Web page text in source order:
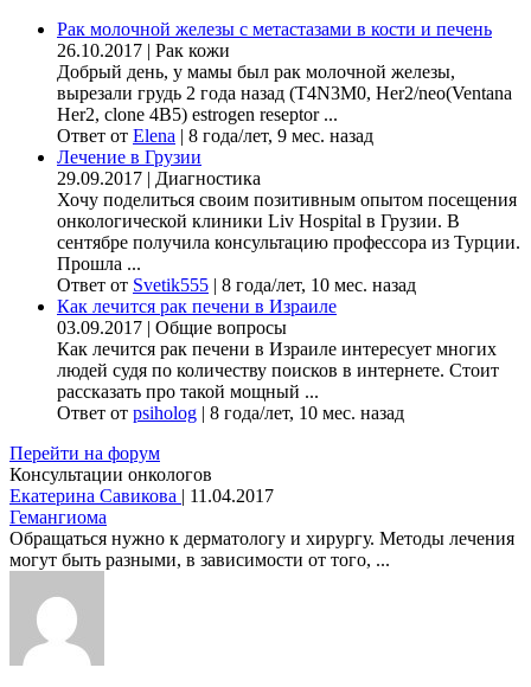
Рак молочной железы с метастазами в кости и печень
26.10.2017 | Рак кожи
Добрый день, у мамы был рак молочной железы,
вырезали грудь 2 года назад (Т4N3M0, Her2/neo(Ventana
Her2, clone 4B5) estrogen reseptor ...
Ответ от Elena | 8 года/лет, 9 мес. назад
Лечение в Грузии
29.09.2017 | Диагностика
Хочу поделиться своим позитивным опытом посещения
онкологической клиники Liv Hospital в Грузии. В
сентябре получила консультацию профессора из Турции.
Прошла ...
Ответ от Svetik555 | 8 года/лет, 10 мес. назад
Как лечится рак печени в Израиле
03.09.2017 | Общие вопросы
Как лечится рак печени в Израиле интересует многих
людей судя по количеству поисков в интернете. Стоит
рассказать про такой мощный ...
Ответ от psiholog | 8 года/лет, 10 мес. назад
Перейти на форум
Консультации онкологов
Екатерина Савикова | 11.04.2017
Гемангиома
Обращаться нужно к дерматологу и хирургу. Методы лечения
могут быть разными, в зависимости от того, ...